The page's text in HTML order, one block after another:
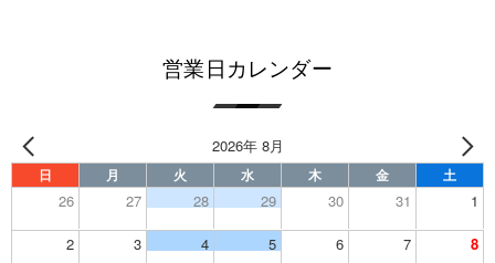
営業日カレンダー
2026年 8月
日 月 火 水 木 金 土
26 27 28 29 30 31 1
2 3 4 5 6 7 8